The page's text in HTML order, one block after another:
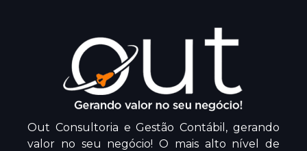
Out Consultoria e Gestão Contábil, gerando
valor no seu negócio! O mais alto nível de